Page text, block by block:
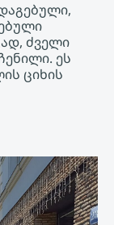
ძველი
ეს
ციხის